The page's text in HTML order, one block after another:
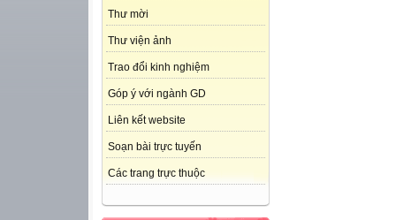
Thư mời
Thư viện ảnh
Trao đổi kinh nghiệm
Góp ý với ngành GD
Liên kết website
Soạn bài trực tuyến
Các trang trực thuộc